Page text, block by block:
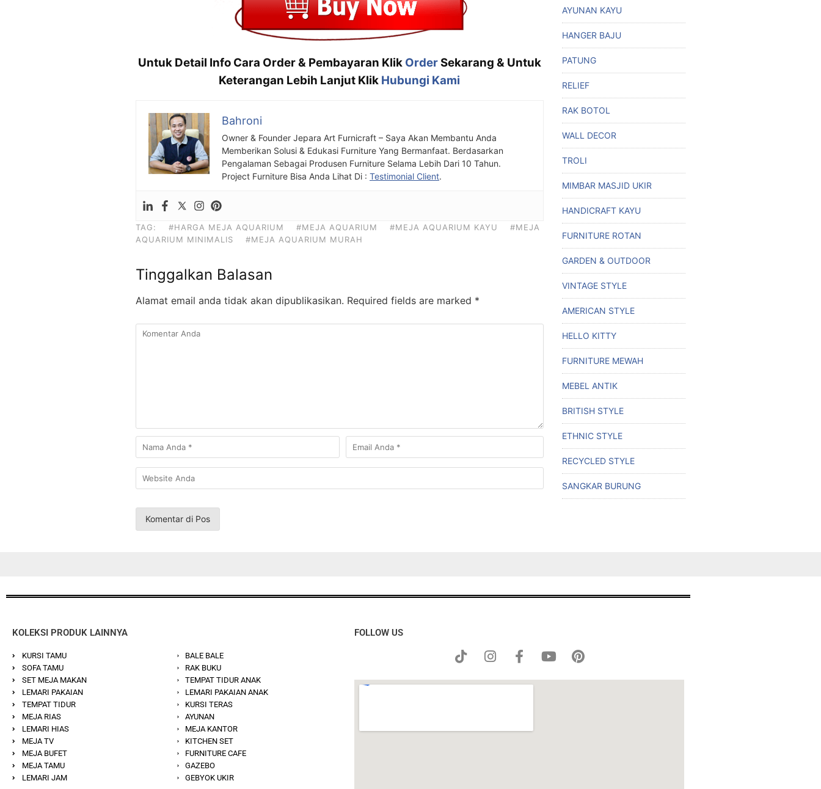
Untuk Detail Info Cara Order & Pembayaran Klik OrderSekarang & Untuk
Keterangan Lebih Lanjut Klik Hubungi Kami
Bahroni
Owner & Founder Jepara Art Furnicraft – Saya Akan Membantu Anda
Memberikan Solusi & Edukasi Furniture Yang Bermanfaat. Berdasarkan
Pengalaman Sebagai Produsen Furniture Selama Lebih Dari 10 Tahun.
Project Furniture Bisa Anda Lihat Di : Testimonial Client.
TAG: #HARGA MEJA AQUARIUM #MEJA AQUARIUM #MEJA AQUARIUM KAYU
#MEJA
AQUARIUM MINIMALIS
#MEJA AQUARIUM MURAH
Tinggalkan Balasan
Alamat email anda tidak akan dipublikasikan. Required fields are marked *
AYUNAN KAYU
HANGER BAJU
PATUNG
RELIEF
RAK BOTOL
WALL DECOR
TROLI
MIMBAR MASJID UKIR
HANDICRAFT KAYU
FURNITURE ROTAN
GARDEN & OUTDOOR
VINTAGE STYLE
AMERICAN STYLE
HELLO KITTY
FURNITURE MEWAH
MEBEL ANTIK
BRITISH STYLE
ETHNIC STYLE
RECYCLED STYLE
SANGKAR BURUNG
KOLEKSI PRODUK LAINNYA
KURSI TAMU
SOFA TAMU
SET MEJA MAKAN
LEMARI PAKAIAN
TEMPAT TIDUR
MEJA RIAS
LEMARI HIAS
MEJA TV
MEJA BUFET
MEJA TAMU
LEMARI JAM
BALE BALE
RAK BUKU
TEMPAT TIDUR ANAK
LEMARI PAKAIAN ANAK
KURSI TERAS
AYUNAN
MEJA KANTOR
KITCHEN SET
FURNITURE CAFE
GAZEBO
GEBYOK UKIR
FOLLOW US